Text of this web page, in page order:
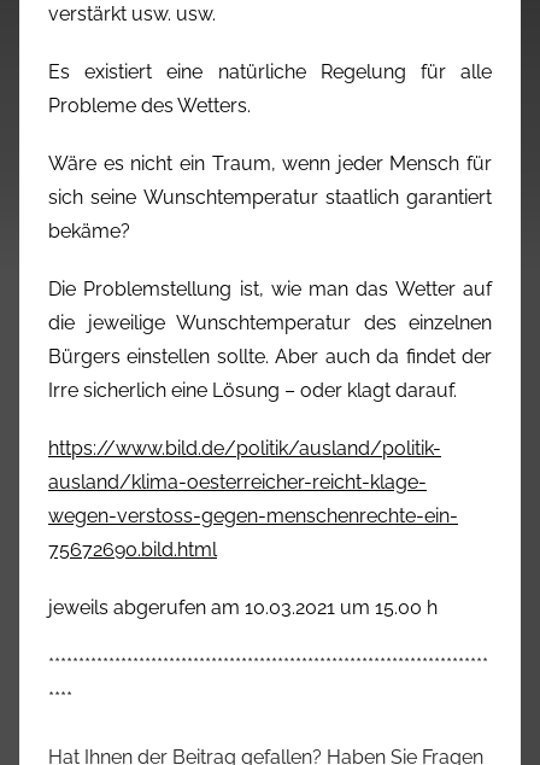
verstärkt usw. usw.
Es existiert eine natürliche Regelung für alle
Probleme des Wetters.
Wäre es nicht ein Traum, wenn jeder Mensch für
sich seine Wunschtemperatur staatlich garantiert
bekäme?
Die Problemstellung ist, wie man das Wetter auf
die jeweilige Wunschtemperatur des einzelnen
Bürgers einstellen sollte. Aber auch da findet der
Irre sicherlich eine Lösung – oder klagt darauf.
https://www.bild.de/politik/ausland/politik-
ausland/klima-oesterreicher-reicht-klage-
wegen-verstoss-gegen-menschenrechte-ein-
75672690.bild.html
jeweils abgerufen am 10.03.2021 um 15.00 h
*************************************************************************
****
Hat Ihnen der Beitrag gefallen? Haben Sie Fragen